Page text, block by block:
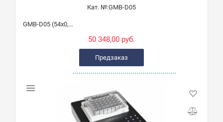
Кат. №:GMB-D05
GMB-D05 (54х0,5 мл)
50 348,00 руб.
Предзаказ